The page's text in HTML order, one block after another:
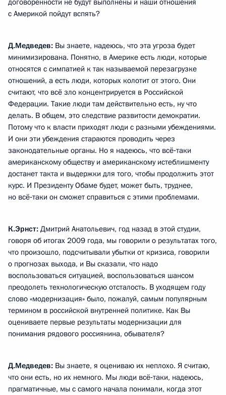
договорённости не будут выполнены и наши отношения
с Америкой пойдут вспять?
Д.Медведев: Вы знаете, надеюсь, что эта угроза будет
минимизирована. Понятно, в Америке есть люди, которые
относятся с симпатией к так называемой перезагрузке
отношений, а есть люди, которых колотит от этого. Они
считают, что всё зло концентрируется в Российской
Федерации. Такие люди там действительно есть, ну что
делать. В общем, это следствие развитости демократии.
Потому что к власти приходят люди с разными убеждениями.
И они эти убеждения стараются проводить через
законодательные органы. Но я надеюсь, что всё‑таки
американскому обществу и американскому истеблишменту
достанет такта и выдержки для того, чтобы продолжить этот
курс. И Президенту Обаме будет, может быть, труднее,
но всё‑таки он сможет справиться с этими проблемами.
К.Эрнст: Дмитрий Анатольевич, год назад в этой студии,
говоря об итогах 2009 года, мы говорили о результатах того,
что произошло, подсчитывали убытки от кризиса, говорили
о прогнозах выхода, и Вы сказали, что надо
воспользоваться ситуацией, воспользоваться шансом
преодолеть технологическую отсталость. В уходящем году
слово «модернизация» было, пожалуй, самым популярным
термином в российской внутренней политике. Как Вы
оцениваете первые результаты модернизации для
понимания рядового россиянина, обывателя?
Д.Медведев: Вы знаете, я оцениваю их неплохо. Я считаю,
что они есть, но их немного. Мы люди всё‑таки, надеюсь,
прагматичные, мы с самого начала понимали, когда этот